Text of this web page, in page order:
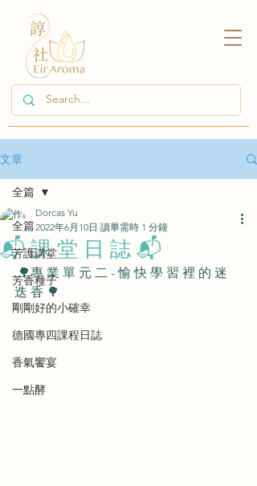
文章
全篇
芳護講堂
芳香種子
剛剛好的小確幸
德國專四課程日誌
香氣饗宴
一點酵
全篇
📬 課 堂 日 誌 📬
Dorcas Yu
2022年6月10日 讀畢需時 1 分鐘
🌳專 業 單 元 二 - 愉 快 學 習 裡 的 迷
迭 香 🌳